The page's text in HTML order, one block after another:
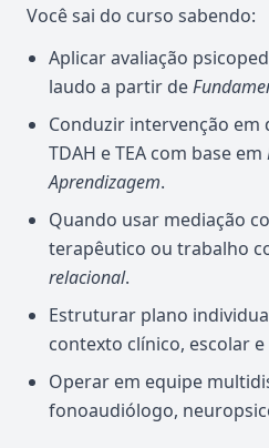
Você sai do curso sabendo:
Aplicar avaliação
laudo a partir de
Conduzir intervenção em
TDAH e TEA com base em
Aprendizagem.
Quando usar mediação
terapêutico ou trabalho
relacional.
Estruturar plano
contexto clínico, escolar
Operar em equipe
fonoaudiólogo,